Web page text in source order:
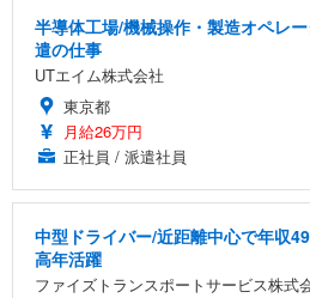
半導体工場/機械操作・製造オペレ
遣の仕事
UTエイム株式会社
東京都
月給26万円
正社員 / 派遣社員
中型ドライバー/近距離中心で年収
高年活躍
ファイズトランスポートサービス株式